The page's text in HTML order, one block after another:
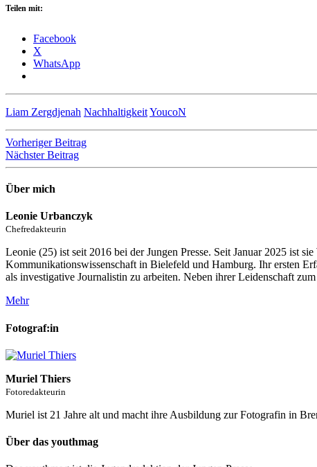
Teilen mit:
Facebook
X
WhatsApp
Liam Zergdjenah NachhaltigkeitYoucoN
Beitragsnavigation
Vorheriger Beitrag
Nächster Beitrag
Über mich
Leonie Urbanczyk
Chefredakteurin
Leonie (25) ist seit 2016 bei der Jungen Presse. Seit Januar 2025 ist
Kommunikationswissenschaft in Bielefeld und Hamburg. Ihr ersten
als investigative Journalistin zu arbeiten. Neben ihrer Leidenschaft
Mehr
Fotograf:in
Muriel Thiers
Fotoredakteurin
Muriel ist 21 Jahre alt und macht ihre Ausbildung zur Fotografin in
Über das youthmag